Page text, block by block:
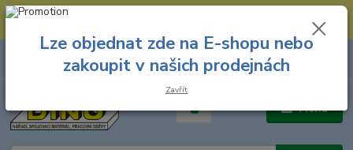
--- Spojovací materiál: 774 431 045 --- Prodejna nářadí: 731 449 423 --
Menu
8.00 hod. - 16.00 hod.
za
Lze objednat zde na E-shopu nebo
zakoupit v našich prodejnách
Zavřít